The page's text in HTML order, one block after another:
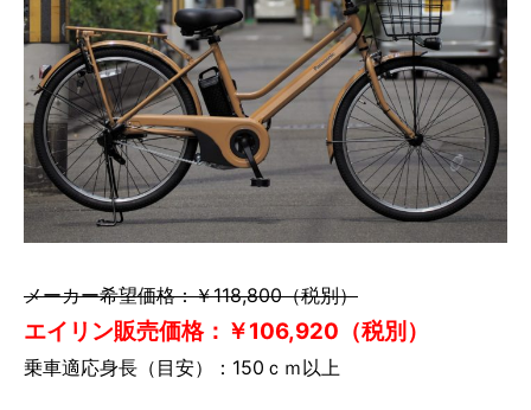
メーカー希望価格：￥118,800（税別）
エイリン販売価格：￥106,920（税別）
乗車適応身長（目安）：150ｃｍ以上